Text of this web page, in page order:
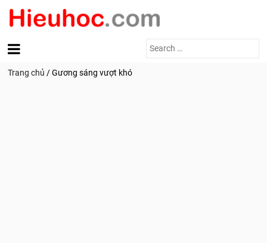
Search
Trang chủ /Gương sáng vượt khó